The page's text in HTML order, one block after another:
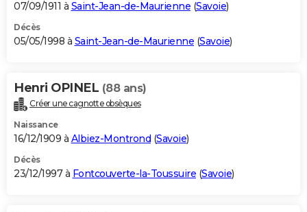
07/09/1911 à Saint-Jean-de-Maurienne (Savoie)
Décès
05/05/1998 à Saint-Jean-de-Maurienne (Savoie)
Henri OPINEL (88 ans)
Créer une cagnotte obsèques
Naissance
16/12/1909 à Albiez-Montrond (Savoie)
Décès
23/12/1997 à Fontcouverte-la-Toussuire (Savoie)